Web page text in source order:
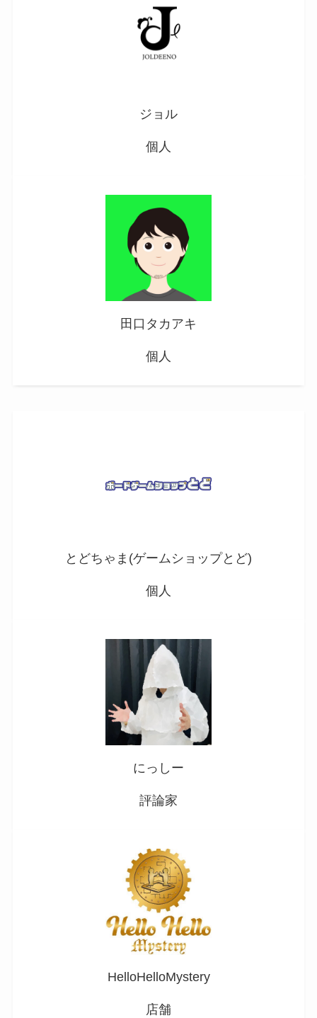
ジョル
個人
田口タカアキ
個人
とどちゃま(ゲームショップとど)
個人
にっしー
評論家
HelloHelloMystery
店舗